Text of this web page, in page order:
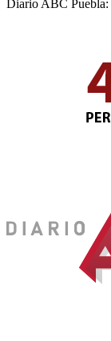
Diario ABC Puebla: